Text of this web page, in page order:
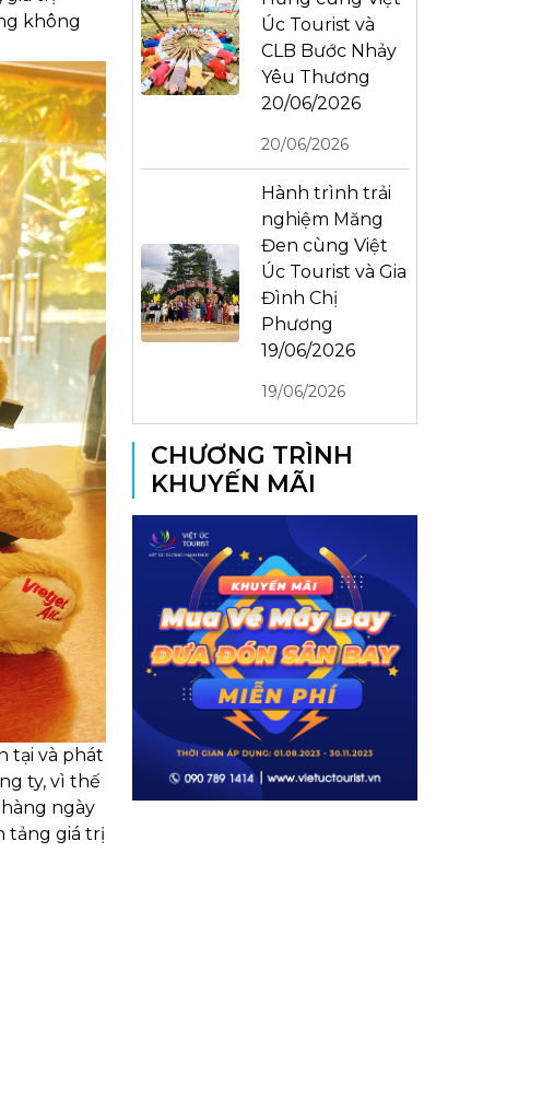
không
tại và phát
ty, vì thế
ngày
tảng giá trị
Úc Tourist và
CLB Bước Nhảy
Yêu Thương
20/06/2026
20/06/2026
Hành trình trải
nghiệm Măng
Đen cùng Việt
Úc Tourist và Gia
Đình Chị
Phương
19/06/2026
19/06/2026
CHƯƠNG TRÌNH
KHUYẾN MÃI